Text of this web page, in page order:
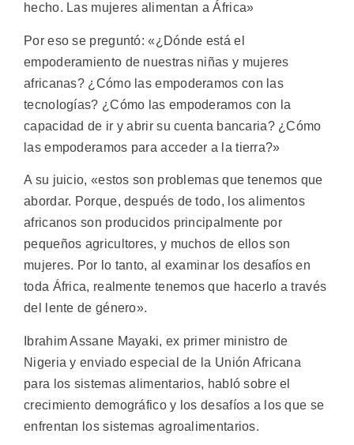
hecho. Las mujeres alimentan a África»
Por eso se preguntó: «¿Dónde está el
empoderamiento de nuestras niñas y mujeres
africanas? ¿Cómo las empoderamos con las
tecnologías? ¿Cómo las empoderamos con la
capacidad de ir y abrir su cuenta bancaria? ¿Cómo
las empoderamos para acceder a la tierra?»
A su juicio, «estos son problemas que tenemos que
abordar. Porque, después de todo, los alimentos
africanos son producidos principalmente por
pequeños agricultores, y muchos de ellos son
mujeres. Por lo tanto, al examinar los desafíos en
toda África, realmente tenemos que hacerlo a través
del lente de género».
Ibrahim Assane Mayaki, ex primer ministro de
Nigeria y enviado especial de la Unión Africana
para los sistemas alimentarios, habló sobre el
crecimiento demográfico y los desafíos a los que se
enfrentan los sistemas agroalimentarios.